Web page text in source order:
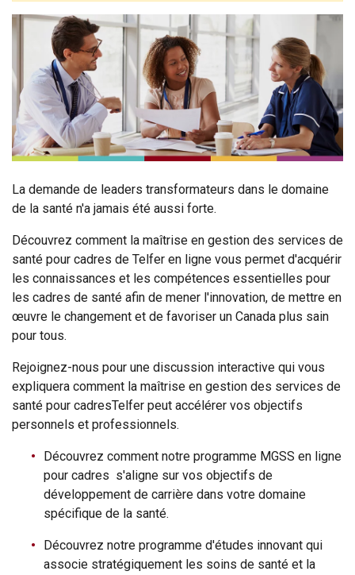
La demande de leaders transformateurs dans le domaine
de la santé n'a jamais été aussi forte.
Découvrez comment la maîtrise en gestion des services de
santé pour cadres de Telfer en ligne vous permet d'acquérir
les connaissances et les compétences essentielles pour
les cadres de santé afin de mener l'innovation, de mettre en
œuvre le changement et de favoriser un Canada plus sain
pour tous.
Rejoignez-nous pour une discussion interactive qui vous
expliquera comment la maîtrise en gestion des services de
santé pour cadresTelfer peut accélérer vos objectifs
personnels et professionnels.
Découvrez comment notre programme MGSS en ligne
pour cadres s'aligne sur vos objectifs de
développement de carrière dans votre domaine
spécifique de la santé.
Découvrez notre programme d'études innovant qui
associe stratégiquement les soins de santé et la